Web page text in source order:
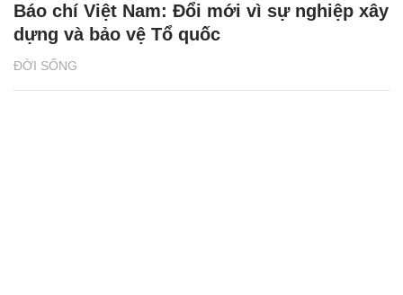
ĐỜI SỐNG
Báo chí Việt Nam: Đổi mới vì sự nghiệp xây
dựng và bảo vệ Tổ quốc